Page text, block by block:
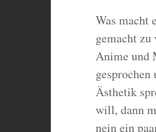
Was macht
gemacht
Anime und
Ästhetik
will, dann
nein ein